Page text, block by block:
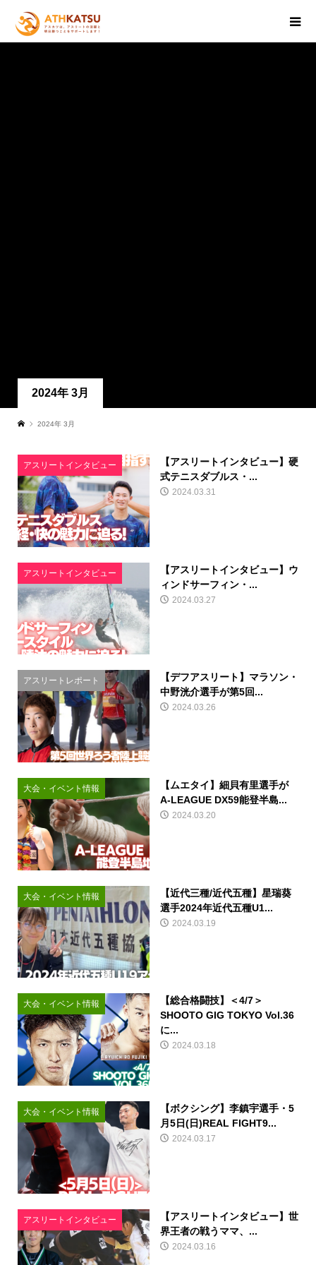
2024年 3月
2024年 3月
アスリートインタビュー
【アスリートインタビュー】硬
式テニスダブルス・...
2024.03.31
アスリートインタビュー
【アスリートインタビュー】ウ
ィンドサーフィン・...
2024.03.27
アスリートレポート
【デフアスリート】マラソン・
中野洸介選手が第5回...
2024.03.26
大会・イベント情報
【ムエタイ】細貝有里選手が
A-LEAGUE DX59能登半島...
2024.03.20
大会・イベント情報
【近代三種/近代五種】星瑞葵
選手2024年近代五種U1...
2024.03.19
大会・イベント情報
【総合格闘技】＜4/7＞
SHOOTO GIG TOKYO Vol.36
に...
2024.03.18
大会・イベント情報
【ボクシング】李鎮宇選手・5
月5日(日)REAL FIGHT9...
2024.03.17
アスリートインタビュー
【アスリートインタビュー】世
界王者の戦うママ、...
2024.03.16